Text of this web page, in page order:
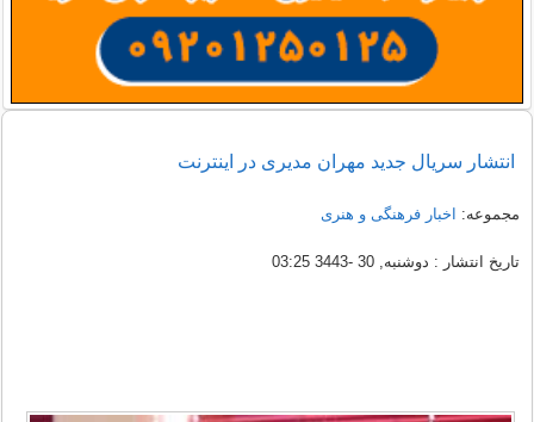
انتشار سریال جدید مهران مدیری در اینترنت
مجموعه: اخبار فرهنگی و هنری
تاریخ انتشار : دوشنبه, 30 -3443 03:25